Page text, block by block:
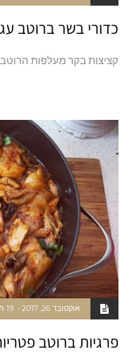
כדורי בשר ברוטב
קציצות בקר מעלפות
אוקטובר 26, 2017 19 תגובות
פרגיות ברוטב